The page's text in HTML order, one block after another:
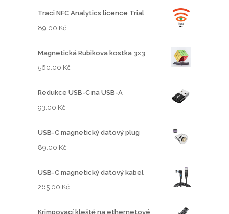
y
:
j
9
Traci NFC Analytics licence Trial
89.00 Kč
Magnetická Rubikova kostka 3x3
560.00 Kč
Redukce USB-C na USB-A
93.00 Kč
USB-C magnetický datový plug
89.00 Kč
USB-C magnetický datový kabel
265.00 Kč
Krimpovací kleště na ethernetové